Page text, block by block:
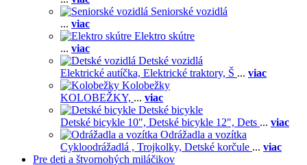
Seniorské vozidlá
... viac
Elektro skútre
... viac
Detské vozidlá
Elektrické autíčka, Elektrické traktory, Š ... viac
Kolobežky
KOLOBEŽKY, ... viac
Detské bicykle
Detské bicykle 10", Detské bicykle 12", Dets ... viac
Odrážadla a vozítka
Cykloodrážadlá , Trojkolky, Detské korčule ... viac
Pre deti a štvornohých miláčikov